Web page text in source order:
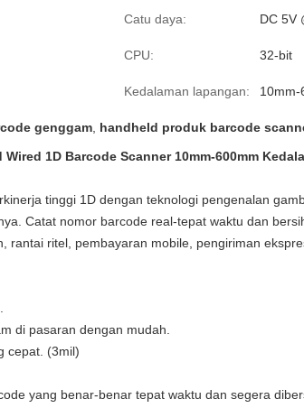
Catu daya: DC 5V
CPU: 32-bit
Kedalaman lapangan: 10mm-
genggam handheld produk barcode
Wired 1D Barcode Scanner 10mm-600mm
tinggi 1D dengan teknologi pengenalan
Catat nomor barcode real-tepat waktu dan
rantai ritel, pembayaran mobile, pengiriman
di pasaran dengan mudah.
cepat. (3mil)
yang benar-benar tepat waktu dan segera